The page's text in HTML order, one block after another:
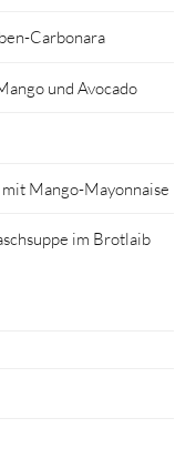
Carbonara
und Avocado
Mango-Mayonnaise
im Brotlaib